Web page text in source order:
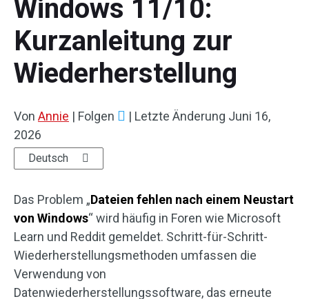
Vergleich
Benutzerhandbuch
Datenwiederherstellung für Windows
Wiederherstellung für Festplatten
Wiederherstellung für Flash-Laufwerke
Wiederherstellung für SD-Karten
Free Edition: Herunterladen
Trial Edition: Herunterladen
Windows 11/10:
Kurzanleitung zur
Wiederherstellung
Von Annie | Folgen | Letzte Änderung Juni 16,
2026
Deutsch
Das Problem „Dateien fehlen nach einem Neustart
von Windows“ wird häufig in Foren wie Microsoft
Learn und Reddit gemeldet. Schritt-für-Schritt-
Wiederherstellungsmethoden umfassen die
Verwendung von
Datenwiederherstellungssoftware, das erneute